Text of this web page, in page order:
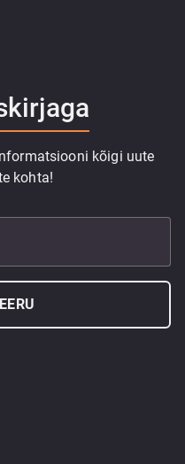
kõigi uute
kohta!